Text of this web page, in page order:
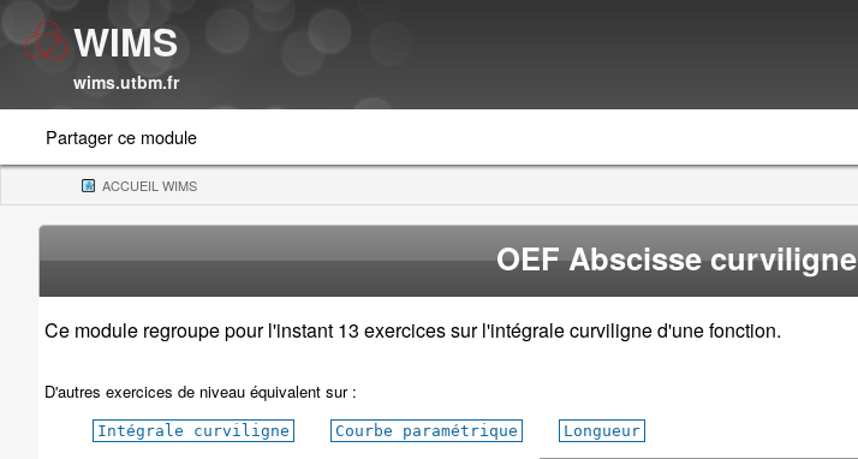
WIMS
wims.utbm.fr
Partager ce module
ACCUEIL WIMS(CURRENT)
OEF Abscisse curviligne
Ce module regroupe pour l'instant 13 exercices sur l'intégrale curviligne d'une fonction.
D'autres exercices de niveau équivalent sur :
Intégrale curviligne Courbe paramétrique Longueur